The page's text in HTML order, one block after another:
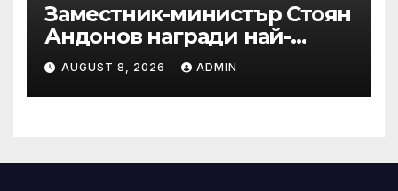
Заместник-министър Стоян
Андонов награди най-
заслужилите спортисти на
ОСК “Левски”
AUGUST 8, 2026 ADMIN